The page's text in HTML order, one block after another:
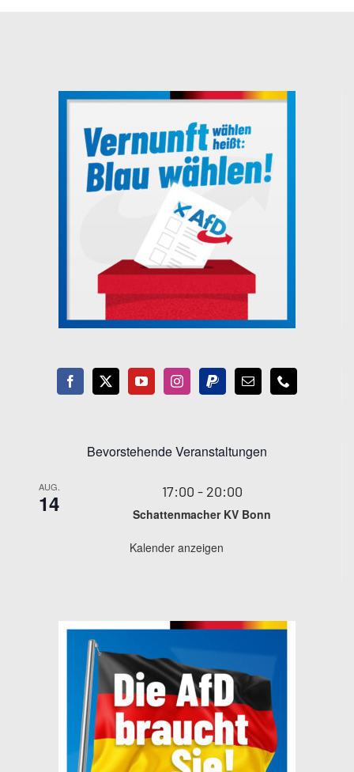
Bevorstehende Veranstaltungen
AUG.
14 17:00 - 20:00
Schattenmacher KV Bonn
Kalender anzeigen